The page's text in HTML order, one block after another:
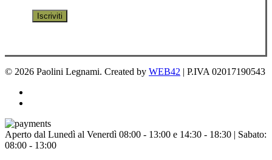
© 2026 Paolini Legnami. Created by WEB42 | P.IVA 02017190543
Chiudi
menu
Aperto dal Lunedì al Venerdì 08:00 - 13:00 e 14:30 - 18:30 | Sabato:
08:00 - 13:00